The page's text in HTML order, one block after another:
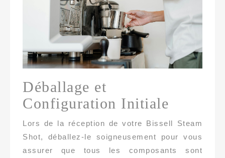
Déballage et
Configuration Initiale
Lors de la réception de votre Bissell Steam
Shot, déballez-le soigneusement pour vous
assurer que tous les composants sont